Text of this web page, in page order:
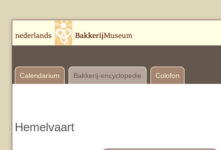
Calendarium Bakkerij-encyclopedie Colofon
Hemelvaart